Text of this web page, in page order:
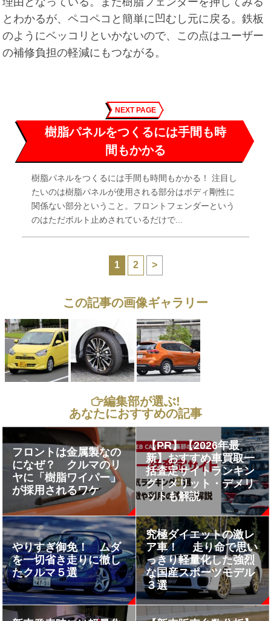
とわかるが、ペコペコと簡単に凹むし元に戻る。鉄板
のようにベッコリといかないので、この点はユーザー
の補修負担の軽減にもつながる。
NEXT PAGE
樹脂パネルをつくるには手間も時
間もかかる
樹脂パネルをつくるには手間も時間もかかる！ 注目し
たいのは樹脂パネルが使用される部分はボディ剛性に
関係ない部分ということ。フロントフェンダーという
のはただボルト止めされているだけで...
1 2 >
この記事の画像ギャラリー
編集部が選ぶ!
あなたにおすすめの記事
フロントは金属製なの
になぜ？ クルマのリ
ヤに「樹脂ワイパー」
が採用されるワケ
【PR】【2026年最
新】おすすめ車買取一
括査定サイトランキン
グ｜メリット・デメリ
ットも解説
やりすぎ御免！ ムダ
を一切省き走りに徹し
たクルマ５選
究極ダイエットの激レ
ア車！ 走り命で思い
っきり軽量化した強烈
な国産スポーツモデル
３選